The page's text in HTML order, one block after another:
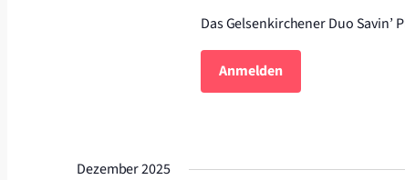
Das Gelsenkirchener Duo
Anmelden
Dezember 2025